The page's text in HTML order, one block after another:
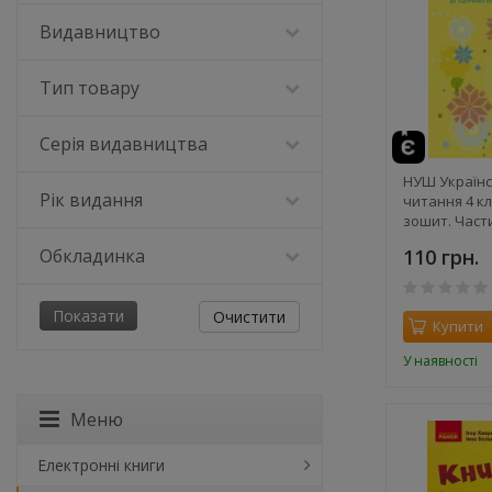
НУШ
читання 4
зошит.
Хворостяний
110 грн.
Купити
У наявності
Видавництво
Тип товару
Серія видавництва
Рік видання
Обкладинка
Очистити
Меню
Електронні книги